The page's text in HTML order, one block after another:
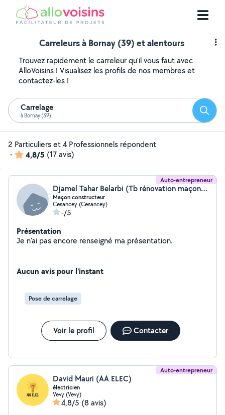
Carreleurs à Bornay (39) et alentours
Trouvez rapidement le carreleur qu'il vous faut avec
AlloVoisins ! Visualisez les profils de nos membres et
contactez-les !
Carrelage
à Bornay (39)
2 Particuliers et 4 Professionnels répondent
-
4,8/5 (17 avis)
Auto-entrepreneur
Djamel Tahar Belarbi (Tb rénovation maçonnerie)
Maçon constructeur
Cesancey (Cesancey)
-/5
Présentation
Je n'ai pas encore renseigné ma présentation.
Aucun avis pour l'instant
Pose de carrelage
Voir le profil Contacter
Auto-entrepreneur
David Mauri (AA ELEC)
électricien
Vevy (Vevy)
4,8/5 (8 avis)